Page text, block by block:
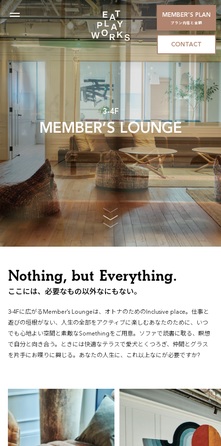
MEMBER’S PLAN
プラン内容と金額
CONTACT
3-4F
MEMBER’S LOUNGE
Nothing, but Everything.
ここには、必要なもの以外なにもない。
3-4Fに広がるMember's Loungeは、オトナのためのInclusive place。仕事と
遊びの垣根がない、人生の全部をアクティブに楽しむあなたのために、いつ
でも心地よい空間と素敵なSomethingをご用意。ソファで読書に耽る、瞑想
で自分と向き合う。ときには快適なテラスで愛犬とくつろぎ、仲間とグラス
を片手にお喋りに興じる。あなたの人生に、これ以上なにが必要ですか?